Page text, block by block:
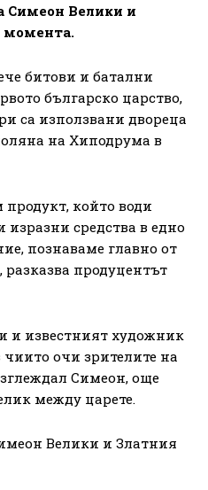
Симеон Велики и
момента.
битови и батални
българско царство,
са използвани двореца
на Хиподрума в
който води
средства в едно
познаваме главно от
продуцентът
и известният художник
очи зрителите на
Симеон, още
между царете.